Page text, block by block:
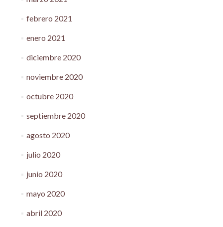
febrero 2021
enero 2021
diciembre 2020
noviembre 2020
octubre 2020
septiembre 2020
agosto 2020
julio 2020
junio 2020
mayo 2020
abril 2020